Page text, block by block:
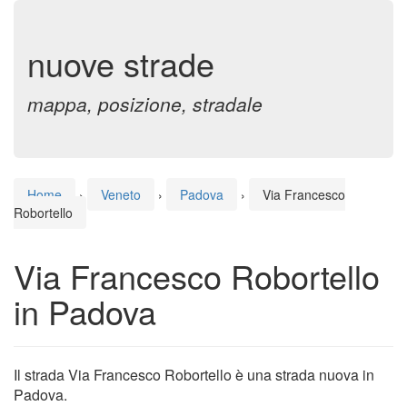
nuove strade
mappa, posizione, stradale
Home › Veneto › Padova ›
Via Francesco
Robortello
Via Francesco Robortello
in Padova
Il strada Via Francesco Robortello è una strada nuova in
Padova.